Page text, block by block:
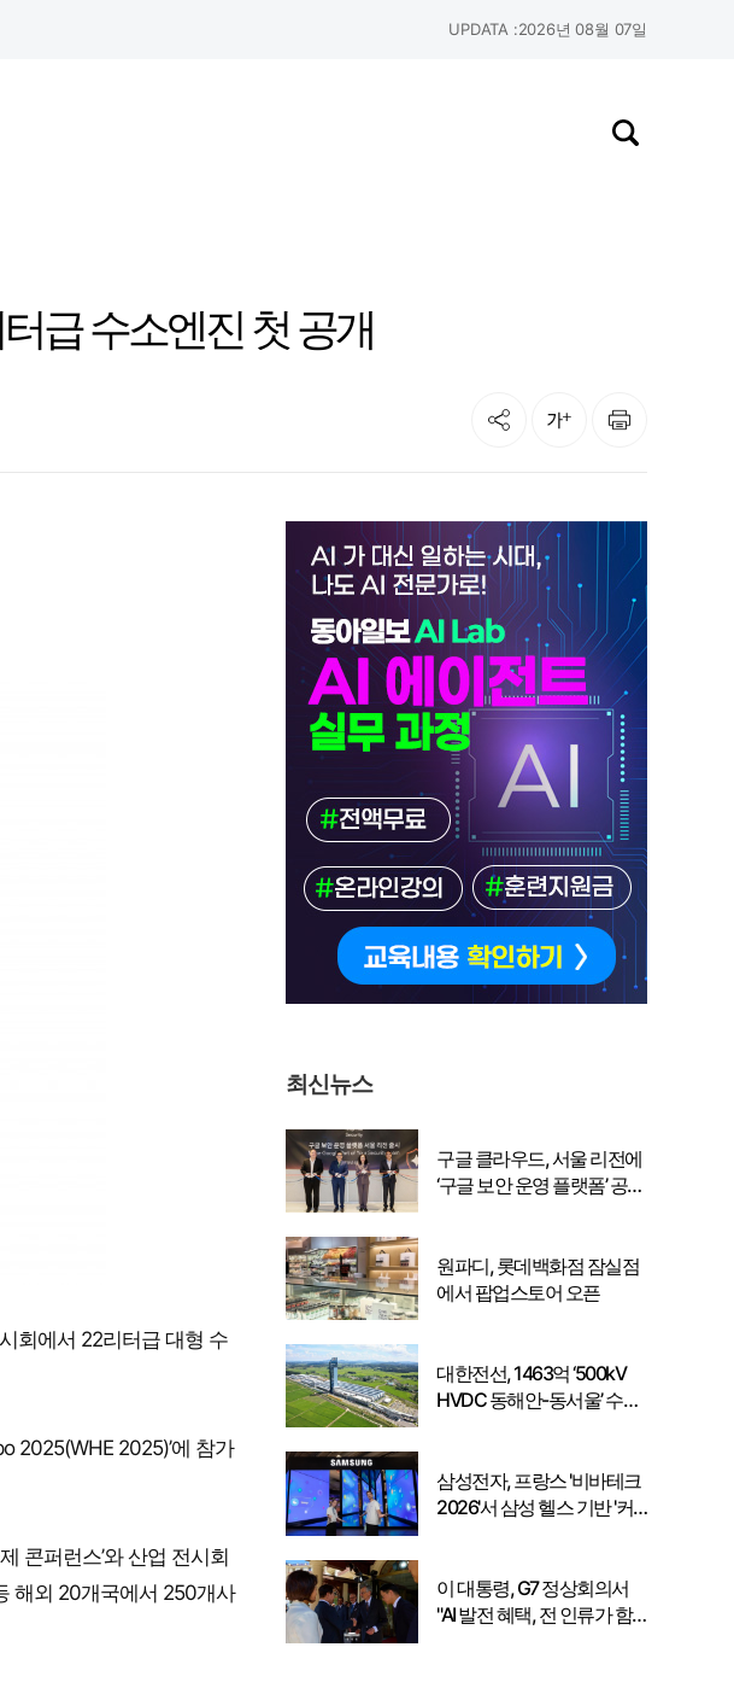
UPDATA :2026년 08월 07일
검색창 열기
급 수소엔진 첫 공개
공유 글자크기 인쇄
회에서 22리터급 대형 수
2025(WHE 2025)’에 참가
콘퍼런스’와 산업 전시회
해외 20개국에서 250개사
최신뉴스
구글 클라우드, 서울 리전에
‘구글 보안 운영 플랫폼’ 공식
원파디, 롯데백화점 잠실점
에서 팝업스토어 오픈
대한전선, 1463억 ‘500kV
HVDC 동해안-동서울’ 수
삼성전자, 프랑스 '비바테크
2026'서 삼성 헬스 기반 '커
이 대통령, G7 정상회의서
"AI 발전 혜택, 전 인류가 함